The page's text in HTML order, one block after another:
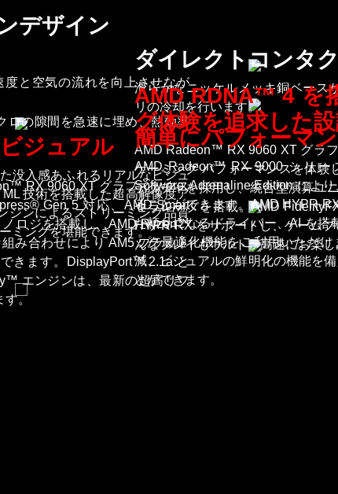
デザイン
と空気の流れを向上させなが
ダイレクトコンタ
滑らかなニッケルメッキ銅ベース
リの冷却を行います。
ロの隙間を急速に埋め、熱効率
AMD RDNA™ 4 を
グ体験を追求した
AMD Radeon™ RX 9060 XT グラ
ゲーミング パフォーマンスを体
テクチャを採用し、統合型演算ユ
セラレータを搭載。AMD
HYPR-RX をサポートし、ゲーム
んなプレイもウルトラ高速にお楽
ジュアル
没入感あふれるリアルなビジュ
技術を搭載した超高解像度ア
ジンによるストリーミング品質
ミングを堪能できます。
簡単にパフォーマ
AMD Radeon™ RX 9000 シリ
Software: Adrenaline Edition によ
ることができます。AMD HYPR-
た頼りになるドライバー、AI を搭
ック最適化機能をご利用いただ
減、ビジュアルの鮮明化の機能を
とができます。
RX 9060 XT グラフィックス
Gen 5 対応、AMD Smart
ロジを搭載し、AMD Ryzen™
み合わせにより AM5 プラット
きます。DisplayPort™ 2.1a と
エンジンは、最新の超高リフ
す。